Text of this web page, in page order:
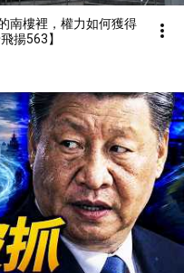
南樓裡，權力如何獲得
揚563】